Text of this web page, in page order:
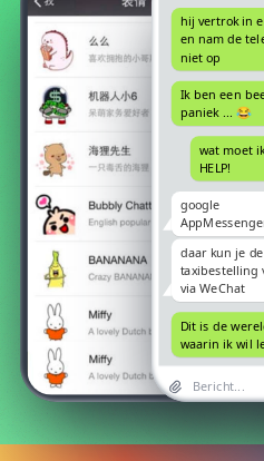
hij vertrok in
en nam de
niet op
Ik ben een
paniek ... 😂
wat moet
HELP!
google
daar kun je de
taxibestelling
via WeChat
Dit is de
waarin ik wil